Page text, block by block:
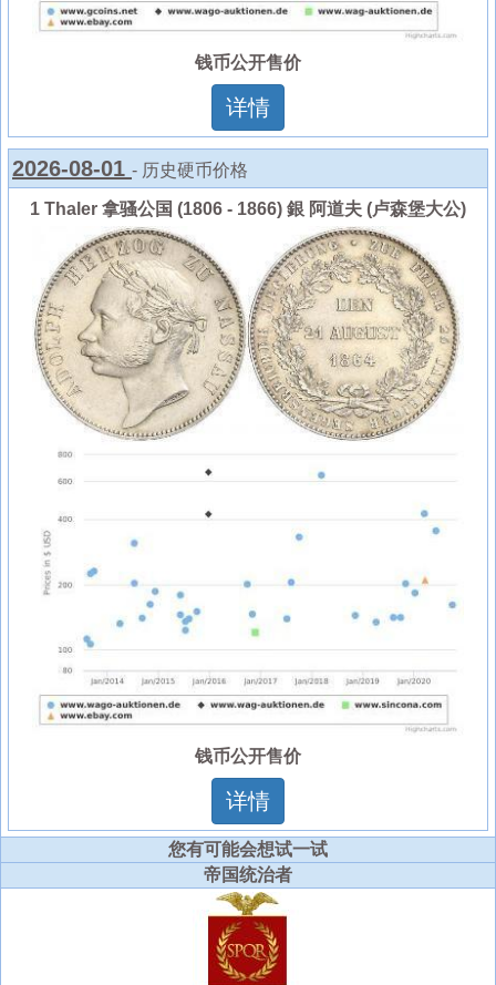
钱币公开售价
详情
2026-08-01 - 历史硬币价格
1 Thaler 拿骚公国 (1806 - 1866) 銀 阿道夫 (卢森堡大公)
钱币公开售价
详情
您有可能会想试一试
帝国统治者